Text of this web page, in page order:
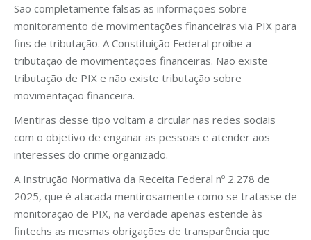
São completamente falsas as informações sobre
monitoramento de movimentações financeiras via PIX para
fins de tributação. A Constituição Federal proíbe a
tributação de movimentações financeiras. Não existe
tributação de PIX e não existe tributação sobre
movimentação financeira.
Mentiras desse tipo voltam a circular nas redes sociais
com o objetivo de enganar as pessoas e atender aos
interesses do crime organizado.
A Instrução Normativa da Receita Federal nº 2.278 de
2025, que é atacada mentirosamente como se tratasse de
monitoração de PIX, na verdade apenas estende às
fintechs as mesmas obrigações de transparência que